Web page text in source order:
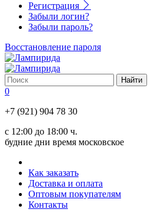
Регистрация
Забыли логин?
Забыли пароль?
Восстановление пароля
0
+7 (921) 904 78 30
с 12:00 до 18:00 ч.
будние дни время московское
Как заказать
Доставка и оплата
Оптовым покупателям
Контакты